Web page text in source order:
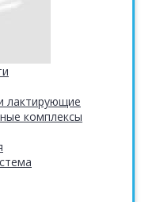
лактирующие
комплексы